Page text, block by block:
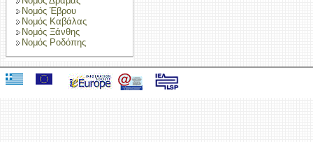
Νομός Έβρου
Νομός Καβάλας
Νομός Ξάνθης
Νομός Ροδόπης